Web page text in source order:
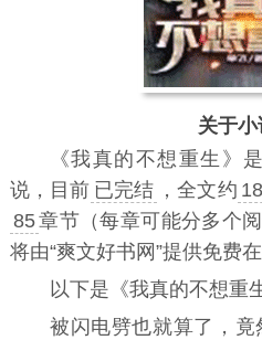
关于小
《我真的不想重生 》
说，目前 已完结 ，全文约
85章节（每章可能分多个
将由“爽文好书网”提供免费
以下是《我真的不想重
被闪电劈也就算了，